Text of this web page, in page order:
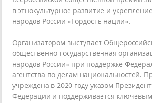
в этнокультурное развитие и
народов России «Гордость нации».
Организатором выступает
общественно-государственная
народов России» при поддержке
агентства по делам национальностей.
учреждена в 2020 году указом
Федерации и поддерживается